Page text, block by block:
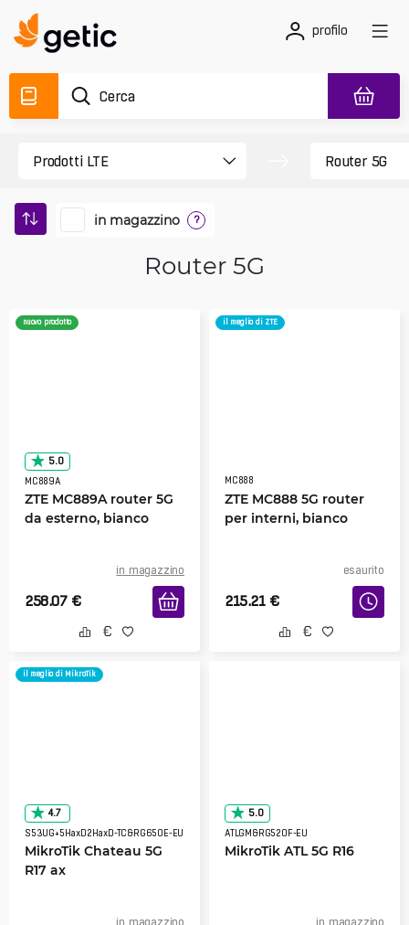
profilo
in magazzino ?
Router 5G
nuovo prodotto
5.0
MC889A
ZTE MC889A router 5G
da esterno, bianco
in magazzino
258.07 €
il meglio di ZTE
MC888
ZTE MC888 5G router
per interni, bianco
esaurito
215.21 €
il meglio di MikroTik
4.7
S53UG+5HaxD2HaxD-TC&RG650E-EU
MikroTik Chateau 5G
R17 ax
in magazzino
5.0
ATLGM&RG520F-EU
MikroTik ATL 5G R16
in magazzino